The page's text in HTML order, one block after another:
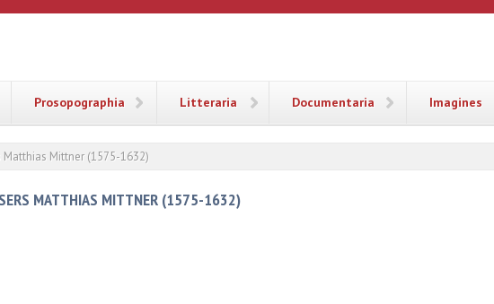
Prosopographia Litteraria Documentaria Imagines
Mittner (1575-1632)
MATTHIAS MITTNER (1575-1632)